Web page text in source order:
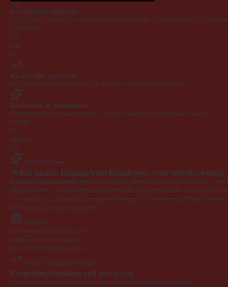
Established authority
Premium .com extension on a name that's instantly understandable — a
Trust Flow
23
Age
6y
Real traffic potential
Demand signals indicate strong ranking potential out of the box.
Brandable & memorable
Short, easy to say, easy to type — the foundation of any premium brand.
Length
19
Appeal
4.0
Why this name
What makes EngageYourEmployees.com worth owning
EngageYourEmployees.com is a category-defining 19-character name — the
the open web — instant credibility with users and Google alike. It has been
it — equity you can keep by simply redirecting. For investors building a
time someone reads it out loud.
Great for
301 redirect for SEO equity
Newsletter or community
Personal portfolio or agency
Recent comparable sales
Premium domains sell every day
A small sample of recently sold domains on the secondary market.